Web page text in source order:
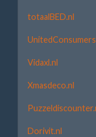
totaalBED.nl
Vidaxl.nl
Xmasdeco.nl
Dorivit.nl